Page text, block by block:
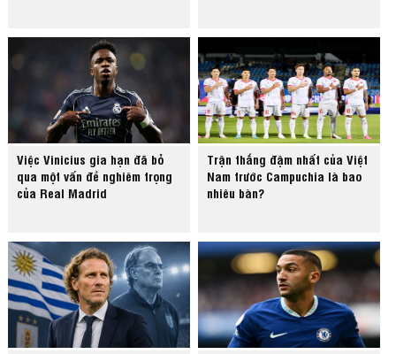
Việc Vinicius gia hạn đã bỏ
qua một vấn đề nghiêm trọng
của Real Madrid
Trận thắng đậm nhất của Việt
Nam trước Campuchia là bao
nhiêu bàn?